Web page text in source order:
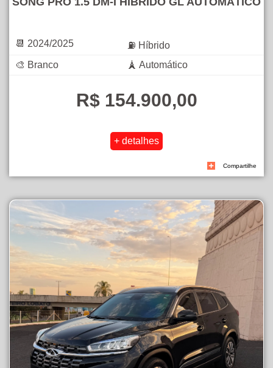
📆 2024/2025
⛽ Híbrido
🎨 Branco
🗼 Automático
R$ 154.900,00
Compartilhe